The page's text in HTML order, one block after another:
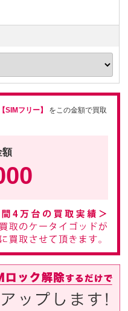
フリー】
をこの金額で買取
額